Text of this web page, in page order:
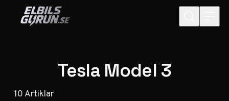
Hoppa till innehåll
Tesla Model 3
10Artiklar